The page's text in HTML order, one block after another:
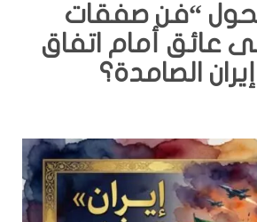
“فن صفقات
عائق أمام اتفاق
الصامدة؟